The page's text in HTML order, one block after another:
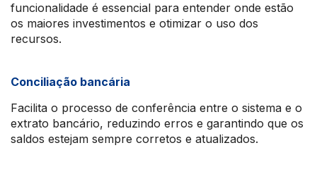
funcionalidade é essencial para entender onde estão
os maiores investimentos e otimizar o uso dos
recursos.
Conciliação bancária
Facilita o processo de conferência entre o sistema e o
extrato bancário, reduzindo erros e garantindo que os
saldos estejam sempre corretos e atualizados.